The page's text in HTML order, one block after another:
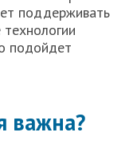
поддерживать
подойдет
важна?